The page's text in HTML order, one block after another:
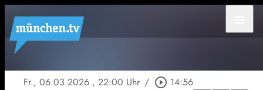
Fr., 06.03.2026 , 22:00 Uhr / play_circle_outline 14:56